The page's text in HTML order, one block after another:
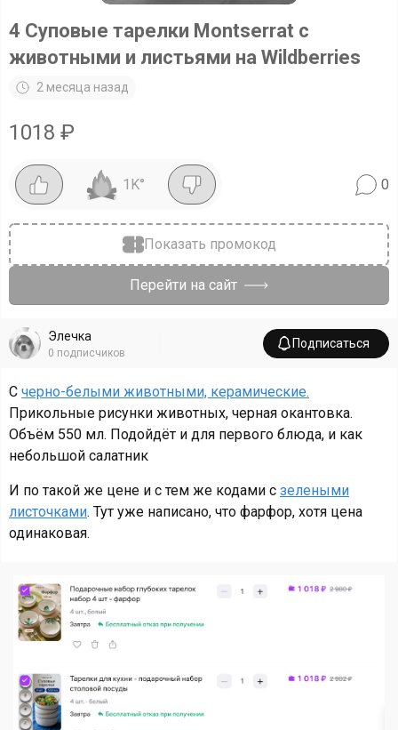
4 Суповые тарелки Montserrat с
животными и листьями на Wildberries
2 месяца назад
1018 ₽
1K° 0
Показать промокод
Перейти на сайт
Элечка
0 подписчиков
Подписаться
С черно-белыми животными, керамические.
Прикольные рисунки животных, черная окантовка.
Объём 550 мл. Подойдёт и для первого блюда, и как
небольшой салатник
И по такой же цене и с тем же кодами с зелеными
листочками. Тут уже написано, что фарфор, хотя цена
одинаковая.